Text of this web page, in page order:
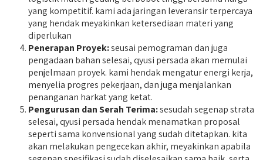
yang kompetitif. kami ada jaringan leveransir terpercaya
yang hendak meyakinkan ketersediaan materi yang
diperlukan
Penerapan Proyek:seusai pemograman dan juga
pengadaan bahan selesai, qyusi persada akan memulai
penjelmaan proyek. kami hendak mengatur energi kerja,
menyelia progres pekerjaan, dan juga menjalankan
penanganan harkat yang ketat.
Pengurusan dan Serah Terima:sesudah segenap strata
selesai, qyusi persada hendak menamatkan proposal
seperti sama konvensional yang sudah ditetapkan. kita
akan melakukan pengecekan akhir, meyakinkan apabila